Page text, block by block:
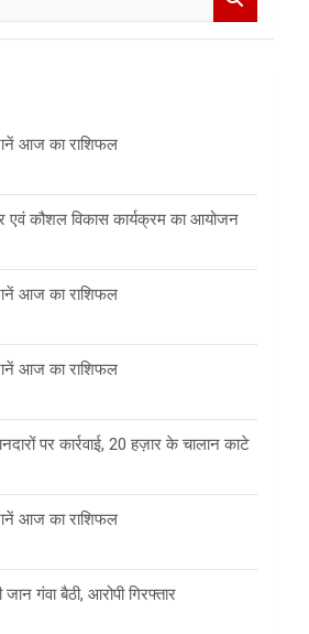
आज का राशिफल
एवं कौशल विकास कार्यक्रम का आयोजन
आज का राशिफल
आज का राशिफल
पर कार्रवाई, 20 हज़ार के चालान काटे
आज का राशिफल
गंवा बैठी, आरोपी गिरफ्तार